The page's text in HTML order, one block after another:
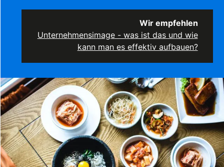
Wir empfehlen
Unternehmensimage - was ist das und wie
kann man es effektiv aufbauen?